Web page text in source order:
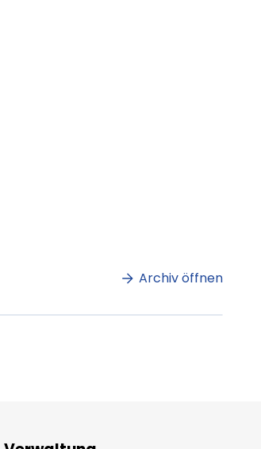
Archiv öffnen